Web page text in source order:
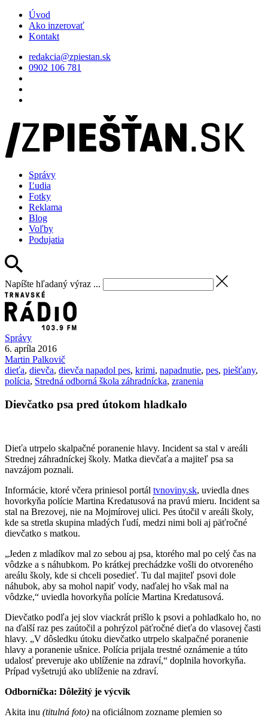
Úvod
Ako inzerovať
Kontakt
redakcia@zpiestan.sk
0902 106 781
Správy
Ľudia
Fotky
Reklama
Blog
Voľby
Podujatia
Napíšte hľadaný výraz ...
Správy
6. apríla 2016
Martin Palkovič
dieťa, dievča, dievča napadol pes, krimi, napadnutie, pes, piešťany,
polícia, Stredná odborná škola záhradnícka, zranenia
Dievčatko psa pred útokom hladkalo
Dieťa utrpelo skalpačné poranenie hlavy. Incident sa stal v areáli
Strednej záhradníckej školy. Matka dievčaťa a majiteľ psa sa
navzájom poznali.
Informácie, ktoré včera priniesol portál tvnoviny.sk, uviedla dnes
hovorkyňa polície Martina Kredatusová na pravú mieru. Incident sa
stal na Brezovej, nie na Mojmírovej ulici. Pes útočil v areáli školy,
kde sa stretla skupina mladých ľudí, medzi nimi boli aj päťročné
dievčatko s matkou.
„Jeden z mladíkov mal zo sebou aj psa, ktorého mal po celý čas na
vôdzke a s náhubkom. Po krátkej prechádzke vošli do otvoreného
areálu školy, kde si chceli posedieť. Tu dal majiteľ psovi dole
náhubok, aby sa mohol napiť vody, naďalej ho však mal na
vôdzke,“ uviedla hovorkyňa polície Martina Kredatusová.
Dievčatko podľa jej slov viackrát prišlo k psovi a pohladkalo ho, no
na ďalší raz pes zaútočil a pohrýzol päťročné dieťa do vlasovej časti
hlavy. „V dôsledku útoku dievčatko utrpelo skalpačné poranenie
hlavy a poranenie ušnice. Polícia prijala trestné oznámenie a túto
udalosť preveruje ako ublíženie na zdraví,“ doplnila hovorkyňa.
Prípad vyšetrujú ako ublíženie na zdraví.
Odborníčka: Dôležitý je výcvik
Akita inu (titulná foto) na oficiálnom zozname plemien so